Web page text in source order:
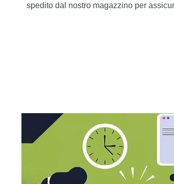
spedito dal nostro magazzino per